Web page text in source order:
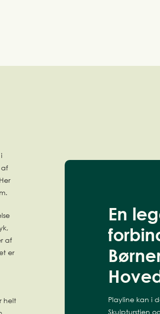
af
af
er
helt
En
Playline kan i
Skulpturstien